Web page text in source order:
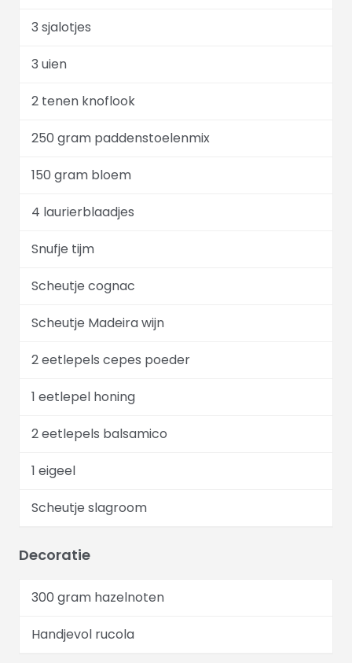
3 sjalotjes
3 uien
2 tenen knoflook
250 gram paddenstoelenmix
150 gram bloem
4 laurierblaadjes
Snufje tijm
Scheutje cognac
Scheutje Madeira wijn
2 eetlepels cepes poeder
1 eetlepel honing
2 eetlepels balsamico
1 eigeel
Scheutje slagroom
Decoratie
300 gram hazelnoten
Handjevol rucola